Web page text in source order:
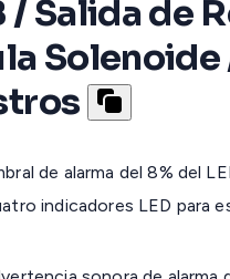
/ Salida de
de alarma del 8% del
indicadores LED para